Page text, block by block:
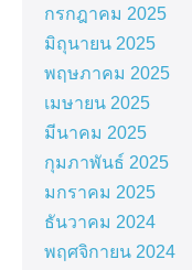
กรกฎาคม 2025
มิถุนายน 2025
พฤษภาคม 2025
เมษายน 2025
มีนาคม 2025
กุมภาพันธ์ 2025
มกราคม 2025
ธันวาคม 2024
พฤศจิกายน 2024